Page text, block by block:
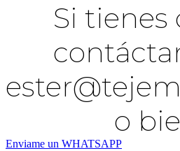
Si tienes
o
Enviame un WHATSAPP